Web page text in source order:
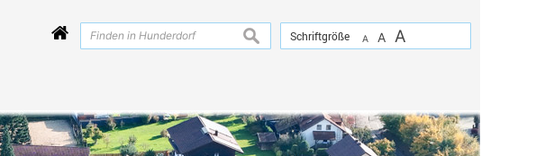
Schriftgröße A A A
suchen